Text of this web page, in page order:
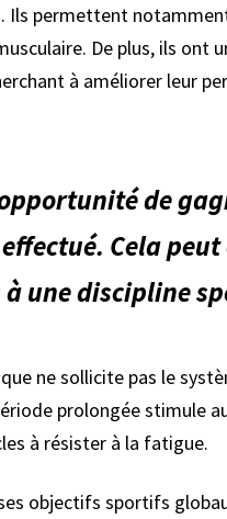
Ils permettent
De plus, ils ont
à améliorer leur
de
Cela
une discipline
ne sollicite pas le
prolongée stimule
à résister à la fatigue.
objectifs sportifs